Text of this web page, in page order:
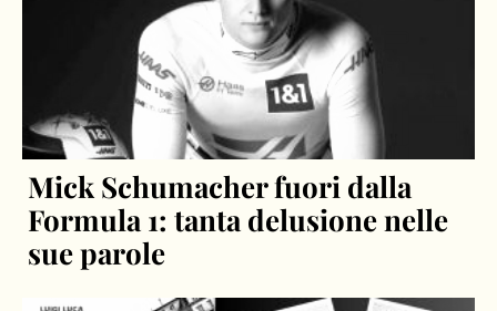
Mick Schumacher fuori dalla
Formula 1: tanta delusione nelle
sue parole